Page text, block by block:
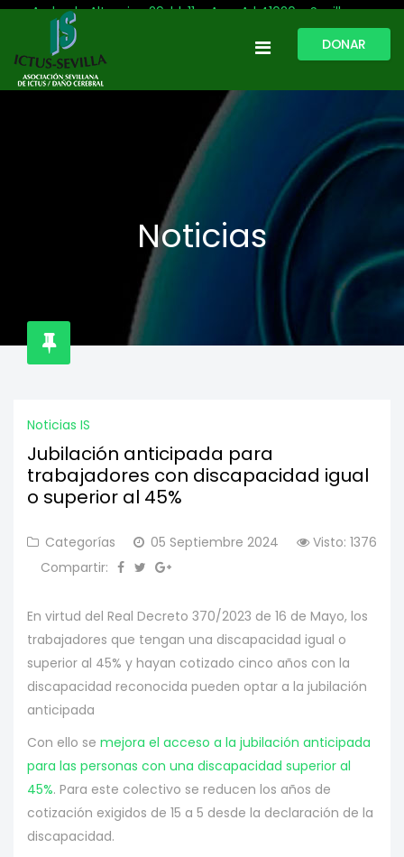
Avda. de Altamira, 29, bl. 11 – Acc. A | 41020 - Sevilla
954 513 999
ictussevilla@hotmail.com
DONAR
Noticias
Noticias IS
Jubilación anticipada para
trabajadores con discapacidad igual
o superior al 45%
Categorías 05 Septiembre 2024
Visto: 1376
Compartir:
En virtud del Real Decreto 370/2023 de 16 de Mayo, los
trabajadores que tengan una discapacidad igual o
superior al 45% y hayan cotizado cinco años con la
discapacidad reconocida pueden optar a la jubilación
anticipada
Con ello se mejora el acceso a la jubilación anticipada
para las personas con una discapacidad superior al
45%. Para este colectivo se reducen los años de
cotización exigidos de 15 a 5 desde la declaración de la
discapacidad.